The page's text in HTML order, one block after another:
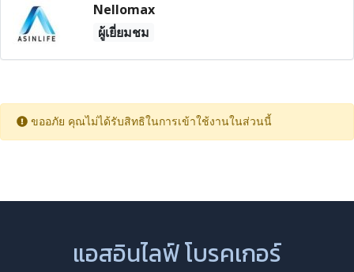
Nellomax
ผู้เยี่ยมชม
ขออภัย คุณไม่ได้รับสิทธิในการเข้าใช้งานในส่วนนี้
แอสอินไลฟ์ โบรคเกอร์